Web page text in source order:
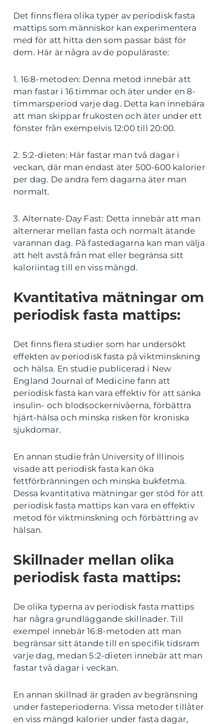
Det finns flera olika typer av periodisk fasta
mattips som människor kan experimentera
med för att hitta den som passar bäst för
dem. Här är några av de populäraste:
1. 16:8-metoden: Denna metod innebär att
man fastar i 16 timmar och äter under en 8-
timmarsperiod varje dag. Detta kan innebära
att man skippar frukosten och äter under ett
fönster från exempelvis 12:00 till 20:00.
2. 5:2-dieten: Här fastar man två dagar i
veckan, där man endast äter 500-600 kalorier
per dag. De andra fem dagarna äter man
normalt.
3. Alternate-Day Fast: Detta innebär att man
alternerar mellan fasta och normalt ätande
varannan dag. På fastedagarna kan man välja
att helt avstå från mat eller begränsa sitt
kaloriintag till en viss mängd.
Kvantitativa mätningar om
periodisk fasta mattips:
Det finns flera studier som har undersökt
effekten av periodisk fasta på viktminskning
och hälsa. En studie publicerad i New
England Journal of Medicine fann att
periodisk fasta kan vara effektiv för att sänka
insulin- och blodsockernivåerna, förbättra
hjärt-hälsa och minska risken för kroniska
sjukdomar.
En annan studie från University of Illinois
visade att periodisk fasta kan öka
fettförbränningen och minska bukfetma.
Dessa kvantitativa mätningar ger stöd för att
periodisk fasta mattips kan vara en effektiv
metod för viktminskning och förbättring av
hälsan.
Skillnader mellan olika
periodisk fasta mattips:
De olika typerna av periodisk fasta mattips
har några grundläggande skillnader. Till
exempel innebär 16:8-metoden att man
begränsar sitt ätande till en specifik tidsram
varje dag, medan 5:2-dieten innebär att man
fastar två dagar i veckan.
En annan skillnad är graden av begränsning
under fasteperioderna. Vissa metoder tillåter
en viss mängd kalorier under fasta dagar,